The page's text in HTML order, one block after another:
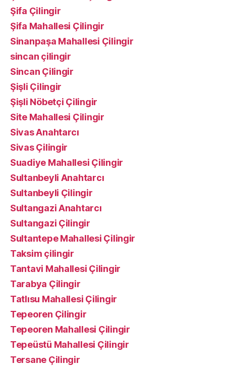
Şifa Çilingir
Şifa Mahallesi Çilingir
Sinanpaşa Mahallesi Çilingir
sincan çilingir
Sincan Çilingir
Şişli Çilingir
Şişli Nöbetçi Çilingir
Site Mahallesi Çilingir
Sivas Anahtarcı
Sivas Çilingir
Suadiye Mahallesi Çilingir
Sultanbeyli Anahtarcı
Sultanbeyli Çilingir
Sultangazi Anahtarcı
Sultangazi Çilingir
Sultantepe Mahallesi Çilingir
Taksim çilingir
Tantavi Mahallesi Çilingir
Tarabya Çilingir
Tatlısu Mahallesi Çilingir
Tepeoren Çilingir
Tepeoren Mahallesi Çilingir
Tepeüstü Mahallesi Çilingir
Tersane Çilingir